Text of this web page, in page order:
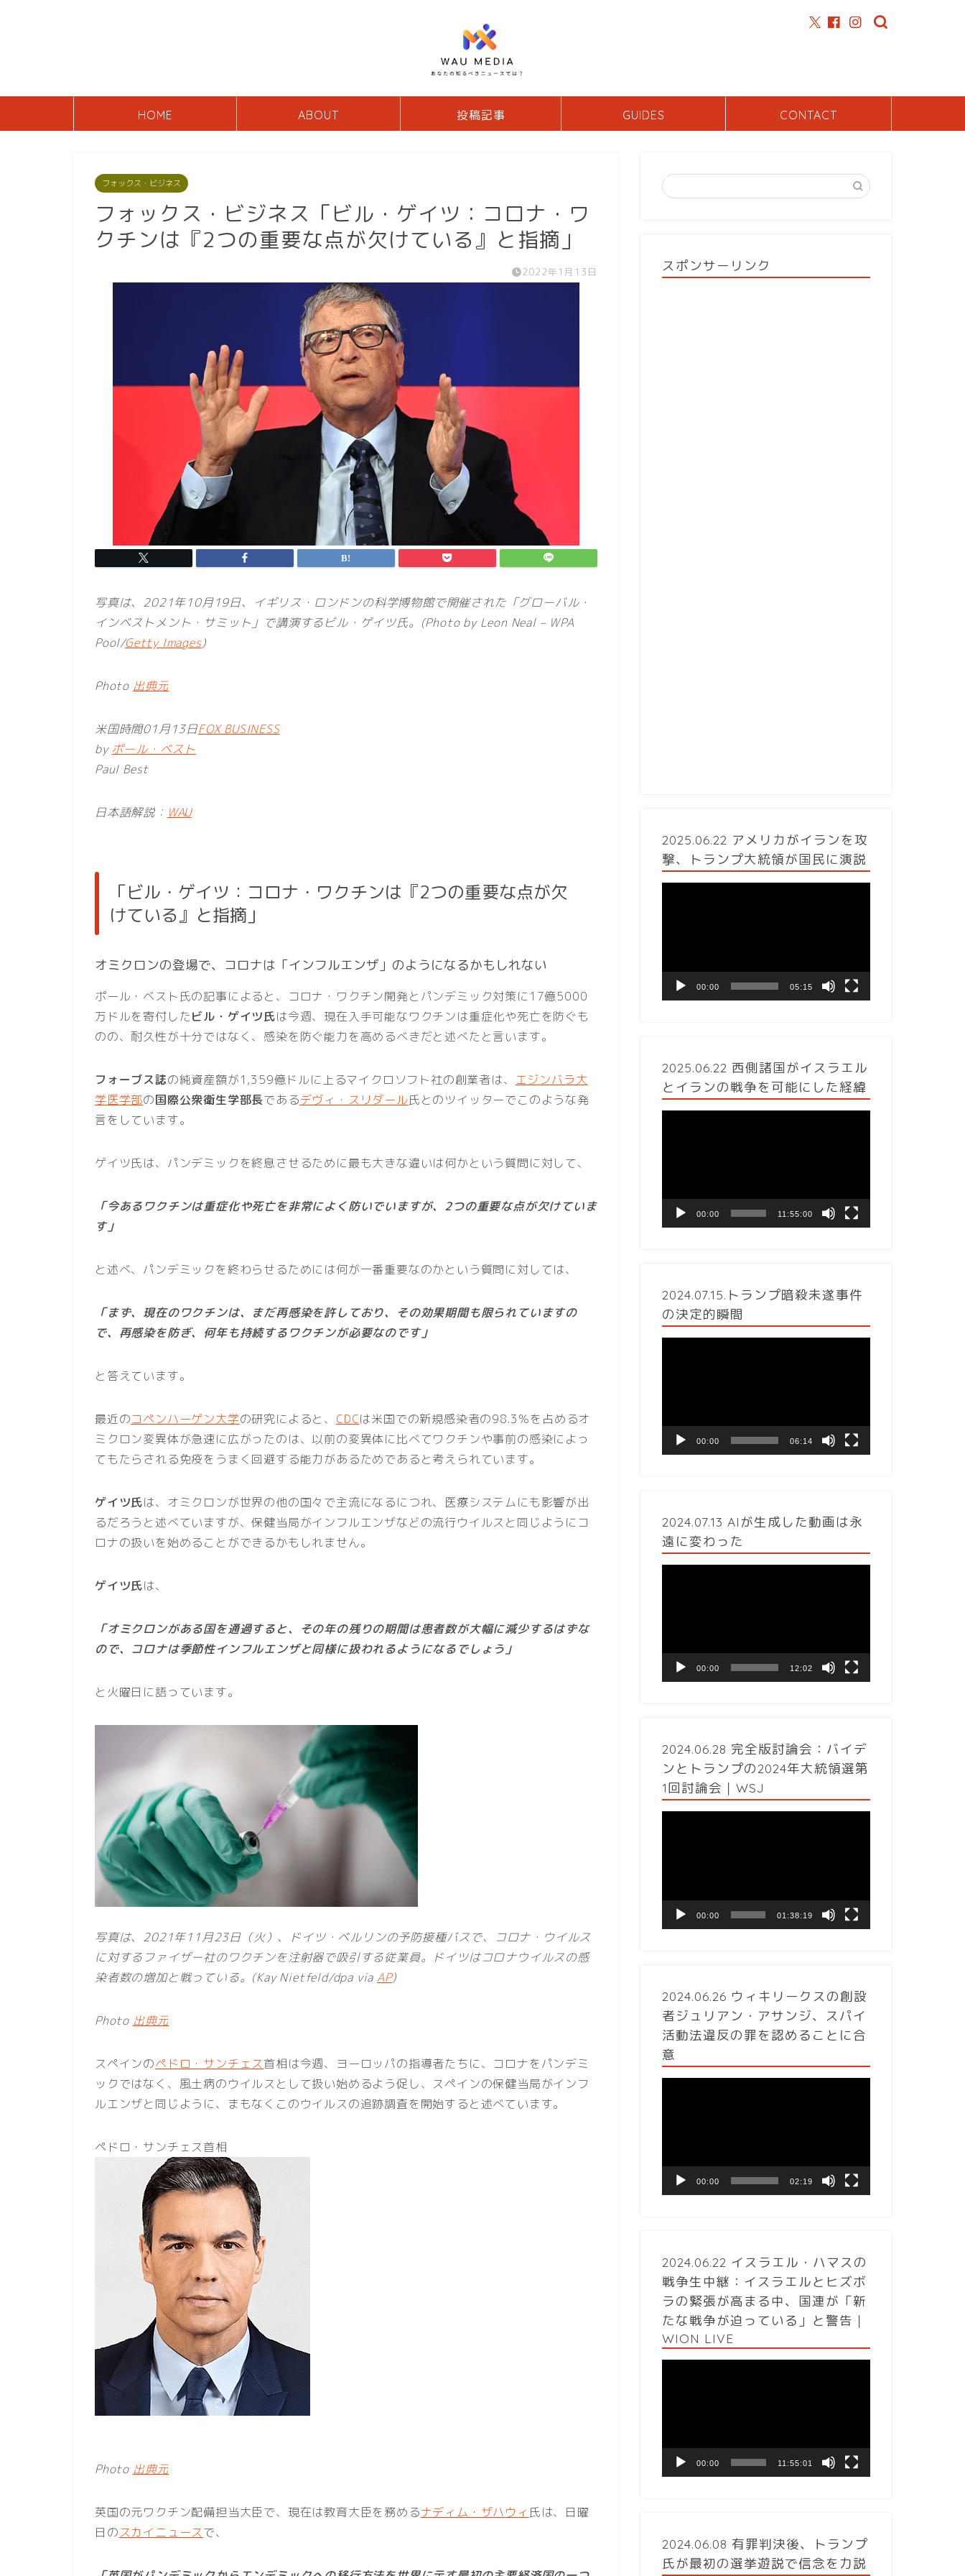
HOME ABOUT 投稿記事 GUIDES CONTACT
フォックス・ビジネス
フォックス・ビジネス「ビル・ゲイツ：コロナ・ワ
クチンは『2つの重要な点が欠けている』と指摘」
2022年1月13日
写真は、2021年10月19日、イギリス・ロンドンの科学博物館で開催された「グローバル・
インベストメント・サミット」で講演するビル・ゲイツ氏。(Photo by Leon Neal – WPA
Pool/Getty Images)
Photo 出典元
米国時間01月13日FOX BUSINESS
by ポール・ベスト
Paul Best
日本語解説： WAU
「ビル・ゲイツ：コロナ・ワクチンは『2つの重要な点が欠
けている』と指摘」
オミクロンの登場で、コロナは「インフルエンザ」のようになるかもしれない
ポール・ベスト氏の記事によると、コロナ・ワクチン開発とパンデミック対策に17億5000
万ドルを寄付したビル・ゲイツ氏は今週、現在入手可能なワクチンは重症化や死亡を防ぐも
のの、耐久性が十分ではなく、感染を防ぐ能力を高めるべきだと述べたと言います。
フォーブス誌の純資産額が1,359億ドルに上るマイクロソフト社の創業者は、
エジンバラ大
学医学部の国際公衆衛生学部長であるデヴィ・スリダール氏とのツイッターでこのような発
言をしています。
ゲイツ氏は、パンデミックを終息させるために最も大きな違いは何かという質問に対して、
「今あるワクチンは重症化や死亡を非常によく防いでいますが、2つの重要な点が欠けていま
す」
と述べ、パンデミックを終わらせるためには何が一番重要なのかという質問に対しては、
「まず、現在のワクチンは、まだ再感染を許しており、その効果期間も限られていますの
で、再感染を防ぎ、何年も持続するワクチンが必要なのです」
と答えています。
最近のコペンハーゲン大学の研究によると、 CDCは米国での新規感染者の98.3％を占めるオ
ミクロン変異体が急速に広がったのは、以前の変異体に比べてワクチンや事前の感染によっ
てもたらされる免疫をうまく回避する能力があるためであると考えられています。
ゲイツ氏は、オミクロンが世界の他の国々で主流になるにつれ、医療システムにも影響が出
るだろうと述べていますが、保健当局がインフルエンザなどの流行ウイルスと同じようにコ
ロナの扱いを始めることができるかもしれません。
ゲイツ氏は、
「オミクロンがある国を通過すると、その年の残りの期間は患者数が大幅に減少するはずな
ので、コロナは季節性インフルエンザと同様に扱われるようになるでしょう」
と火曜日に語っています。
写真は、2021年11月23日（火）、ドイツ・ベルリンの予防接種バスで、コロナ・ウイルス
に対するファイザー社のワクチンを注射器で吸引する従業員。ドイツはコロナウイルスの感
染者数の増加と戦っている。(Kay Nietfeld/dpa viaAP)
Photo 出典元
スペインのペドロ・サンチェス首相は今週、ヨーロッパの指導者たちに、コロナをパンデミ
ックではなく、風土病のウイルスとして扱い始めるよう促し、スペインの保健当局がインフ
ルエンザと同じように、まもなくこのウイルスの追跡調査を開始すると述べています。
ペドロ・サンチェス首相
Photo 出典元
英国の元ワクチン配備担当大臣で、現在は教育大臣を務めるナディム・ザハウィ 氏は、日曜
日のスカイニュースで、
スポンサーリンク
2025.06.22 アメリカがイランを攻
撃、トランプ大統領が国民に演説
ヤ
00:00 05:15
2025.06.22 西側諸国がイスラエル
とイランの戦争を可能にした経緯
ヤ
00:00 11:55:00
2024.07.15.トランプ暗殺未遂事件
の決定的瞬間
ヤ
00:00 06:14
2024.07.13 AIが生成した動画は永
遠に変わった
ヤ
00:00 12:02
2024.06.28 完全版討論会：バイデ
ンとトランプの2024年大統領選第
1回討論会｜WSJ
ヤ
00:00 01:38:19
2024.06.26 ウィキリークスの創設
者ジュリアン・アサンジ、スパイ
活動法違反の罪を認めることに合
意
ヤ
00:00 02:19
2024.06.22 イスラエル・ハマスの
戦争生中継：イスラエルとヒズボ
ラの緊張が高まる中、国連が「新
たな戦争が迫っている」と警告｜
WION LIVE
ヤ
00:00 11:55:01
2024.06.08 有罪判決後、トランプ
氏が最初の選挙遊説で信念を力説